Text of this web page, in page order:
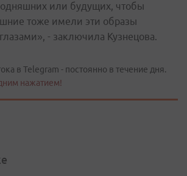
или будущих, чтобы
тоже имели эти образы
- заключила Кузнецова.
в Telegram - постоянно в течение дня.
нажатием!